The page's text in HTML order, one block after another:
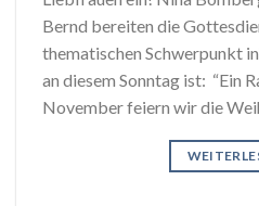
Bernd bereiten die
thematischen Schwerpunkt
an diesem Sonntag ist: “Ein
November feiern wir die